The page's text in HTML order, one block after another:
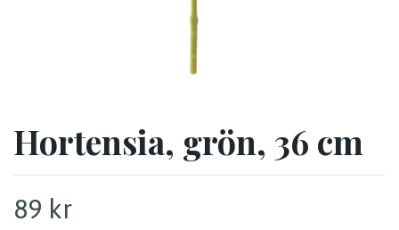
Hortensia, grön, 36 cm
89 kr